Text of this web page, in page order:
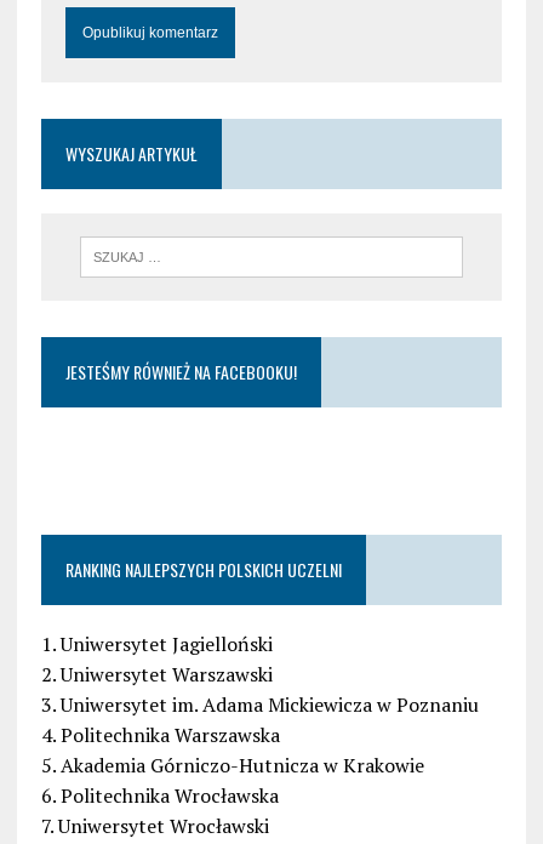
WYSZUKAJ ARTYKUŁ
JESTEŚMY RÓWNIEŻ NA FACEBOOKU!
RANKING NAJLEPSZYCH POLSKICH UCZELNI
1. Uniwersytet Jagielloński
2. Uniwersytet Warszawski
3. Uniwersytet im. Adama Mickiewicza w Poznaniu
4. Politechnika Warszawska
5. Akademia Górniczo-Hutnicza w Krakowie
6. Politechnika Wrocławska
7. Uniwersytet Wrocławski